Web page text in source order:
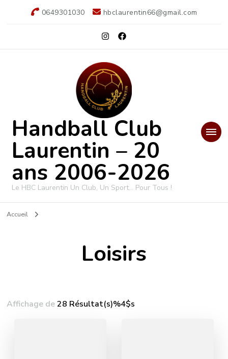
0649301030 hbclaurentin66@gmail.com
Handball Club
Laurentin – 20
ans 2006-2026
Le HBC Laurentin Un Club, Un Sport… Pour Tous !
Accueil
Loisirs
Affichage de28 Résultat(s)%4$s